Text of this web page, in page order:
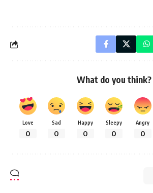
What do you think?
Love
0
Sad
0
Happy
0
Sleepy
0
Angry
0